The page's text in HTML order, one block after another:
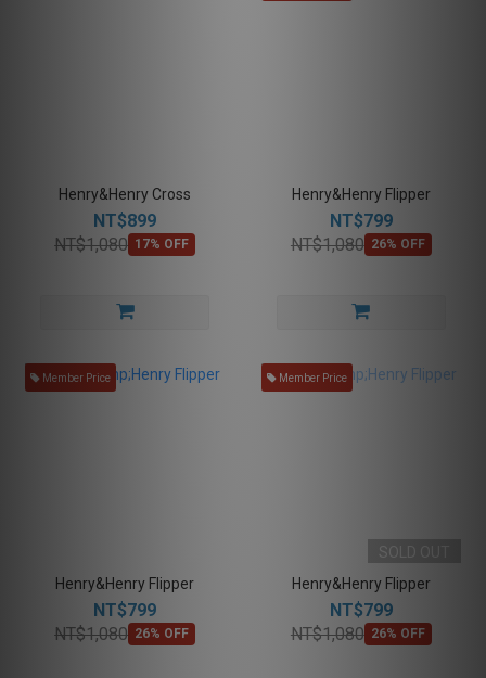
Henry&Henry Cross
NT$899
NT$1,080 17% OFF
Henry&Henry Flipper
NT$799
NT$1,080 26% OFF
Member Price
Henry&Henry Flipper
NT$799
NT$1,080 26% OFF
Member Price
SOLD OUT
Henry&Henry Flipper
NT$799
NT$1,080 26% OFF